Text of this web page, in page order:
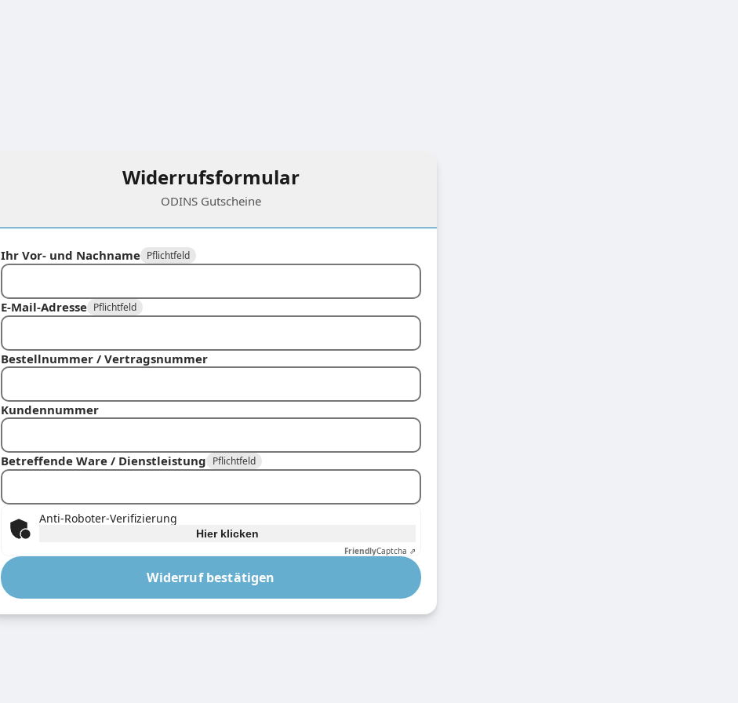
Widerrufsformular
ODINS Gutscheine
Ihr Vor- und Nachname Pflichtfeld
E-Mail-Adresse Pflichtfeld
Bestellnummer / Vertragsnummer
Kundennummer
Betreffende Ware / Dienstleistung Pflichtfeld
Anti-Roboter-Verifizierung
Hier klicken
FriendlyCaptcha ⇗
Widerruf bestätigen